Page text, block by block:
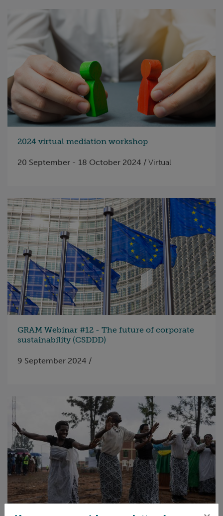
2024 virtual mediation workshop
20 September - 18 October 2024 / Virtual
GRAM Webinar #12 - The future of corporate
sustainability (CSDDD)
9 September 2024 /